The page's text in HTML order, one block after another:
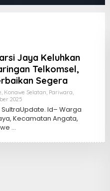
Jaya Keluhkan
Telkomsel,
Segera
, Konawe Selatan, Pariwara,
2025Oleh
Update
Id– Warga
Kecamatan Angata,